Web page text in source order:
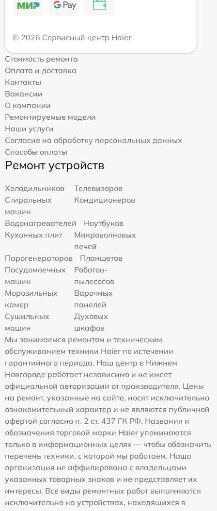
© 2026 Сервисный центр Haier
Стоимость ремонта
Оплата и доставка
Контакты
Вакансии
О компании
Ремонтируемые модели
Наши услуги
Согласие на обработку персональных данных
Способы оплаты
Ремонт устройств
Холодильников
Телевизоров
Стиральных
машин
Кондиционеров
Водонагревателей
Ноутбуков
Кухонных плит
Микроволновых
печей
Парогенераторов
Планшетов
Посудомоечных
машин
Роботов-
пылесосов
Морозильных
камер
Варочных
панелей
Сушильных
машин
Духовых
шкафов
Мы занимаемся ремонтом и техническим
обслуживанием техники Haier по истечении
гарантийного периода. Наш центр в Нижнем
Новгороде работает независимо и не имеет
официальной авторизации от производителя. Цены
на ремонт, указанные на сайте, носят исключительно
ознакомительный характер и не являются публичной
офертой согласно п. 2 ст. 437 ГК РФ. Названия и
обозначения торговой марки Haier упоминаются
только в информационных целях — чтобы обозначить
перечень техники, с которой мы работаем. Наша
организация не аффилирована с владельцами
указанных товарных знаков и не представляет их
интересы. Все виды ремонтных работ выполняются
исключительно на устройствах, находящихся в